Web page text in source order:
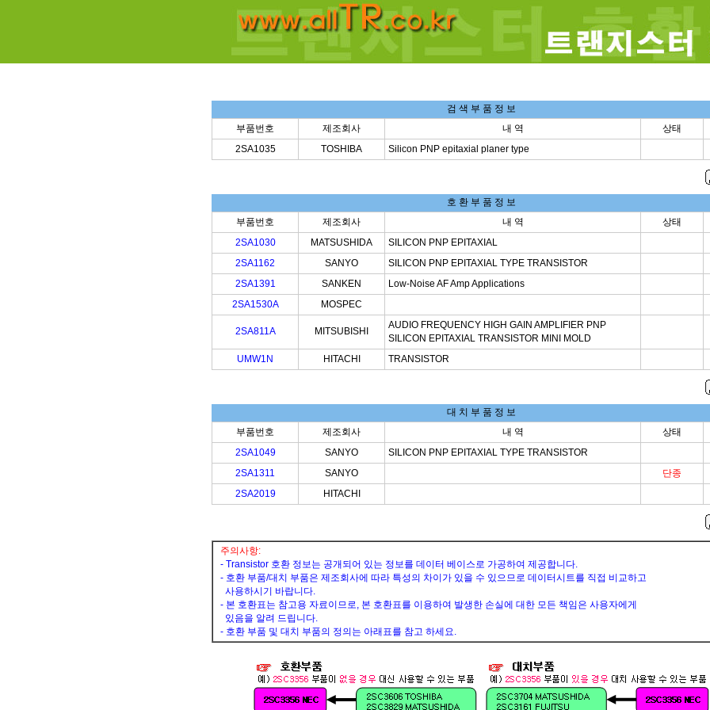
검 색 부 품 정 보
부품번호
제조회사 내 역
상태
2SA1035
TOSHIBA Silicon PNP epitaxial planer type
호 환 부 품 정 보
부품번호
제조회사 내 역
상태
2SA1030
MATSUSHIDA
SILICON PNP EPITAXIAL
2SA1162
SANYO
SILICON PNP EPITAXIAL TYPE TRANSISTOR
2SA1391
SANKEN
Low-Noise AF Amp Applications
2SA1530A
MOSPEC
2SA811A MITSUBISHI
AUDIO FREQUENCY HIGH GAIN AMPLIFIER PNP
SILICON EPITAXIAL TRANSISTOR MINI MOLD
UMW1N
HITACHI TRANSISTOR
대 치 부 품 정 보
부품번호
제조회사 내 역
상태
2SA1049
SANYO
SILICON PNP EPITAXIAL TYPE TRANSISTOR
2SA1311
SANYO
단종
2SA2019
HITACHI
주의사항:
- Transistor 호환 정보는 공개되어 있는 정보를 데이터 베이스로 가공하여 제공합니다.
- 호환 부품/대치 부품은 제조회사에 따라 특성의 차이가 있을 수 있으므로 데이터시트를 직접 비교하고
사용하시기 바랍니다.
- 본 호환표는 참고용 자료이므로, 본 호환표를 이용하여 발생한 손실에 대한 모든 책임은 사용자에게
있음을 알려 드립니다.
- 호환 부품 및 대치 부품의 정의는 아래표를 참고 하세요.